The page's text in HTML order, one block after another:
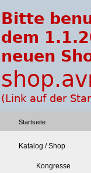
Startseite
Katalog / Shop
Kongresse